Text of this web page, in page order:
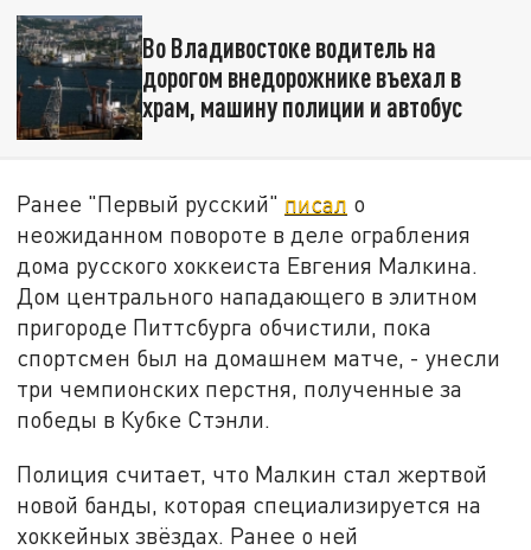
Во Владивостоке водитель на
дорогом внедорожнике въехал в
храм, машину полиции и автобус
Ранее "Первый русский" писал о
неожиданном повороте в деле ограбления
дома русского хоккеиста Евгения Малкина.
Дом центрального нападающего в элитном
пригороде Питтсбурга обчистили, пока
спортсмен был на домашнем матче, - унесли
три чемпионских перстня, полученные за
победы в Кубке Стэнли.
Полиция считает, что Малкин стал жертвой
новой банды, которая специализируется на
хоккейных звёздах. Ранее о ней